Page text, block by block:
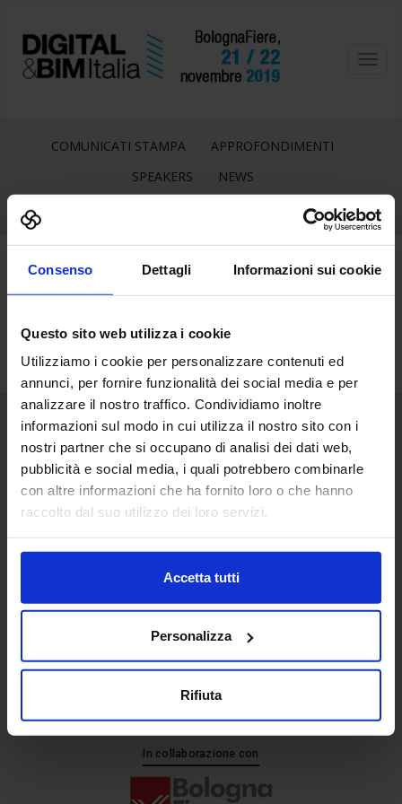
Consenso Dettagli Informazioni sui cookie
Questo sito web utilizza i cookie
Utilizziamo i cookie per personalizzare contenuti ed
annunci, per fornire funzionalità dei social media e per
analizzare il nostro traffico. Condividiamo inoltre
informazioni sul modo in cui utilizza il nostro sito con i
nostri partner che si occupano di analisi dei dati web,
pubblicità e social media, i quali potrebbero combinarle
con altre informazioni che ha fornito loro o che hanno
raccolto dal suo utilizzo dei loro servizi.
Accetta tutti
Personalizza
Rifiuta
COMUNICATI STAMPA
APPROFONDIMENTI
SPEAKERS
NEWS
Senaf srl
+ 39 051.325511
+ 39 02.332039460
In collaborazione con